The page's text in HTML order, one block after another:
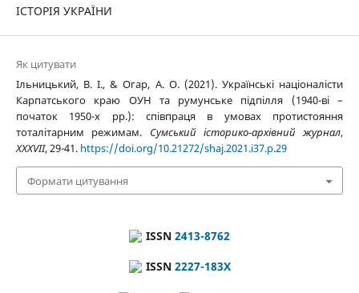
ІСТОРІЯ УКРАЇНИ
Як цитувати
Ільницький, В. І., & Огар, А. О. (2021). Українські націоналісти
Карпатського краю ОУН та румунське підпілля (1940-ві –
початок 1950-х рр.): співпраця в умовах протистояння
тоталітарним режимам. Сумський історико-архівний журнал,
XXXVII, 29-41. https://doi.org/10.21272/shaj.2021.i37.p.29
Формати цитування
ISSN 2413-8762
ISSN 2227-183X